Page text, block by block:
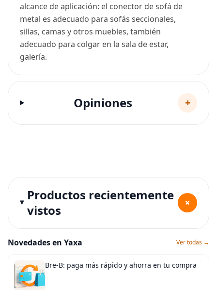
alcance de aplicación: el conector de sofá de
metal es adecuado para sofás seccionales,
sillas, camas y otros muebles, también
adecuado para colgar en la sala de estar,
galería.
Opiniones +
Productos recientemente
vistos
+
Novedades en Yaxa Ver todas →
Bre-B: paga más rápido y ahorra en tu compra